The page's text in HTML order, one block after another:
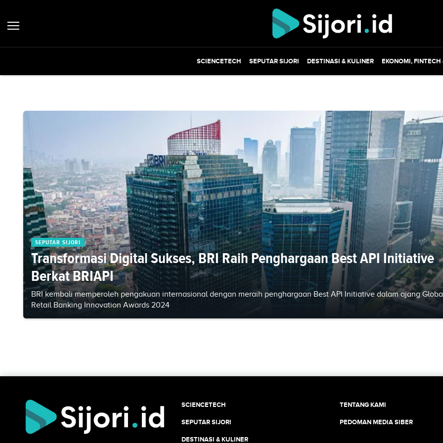
SCIENCETECH SEPUTAR SIJORI DESTINASI & KULINER EKONOMI, FINTECH
SEPUTAR SIJORI
Transformasi Digital Sukses, BRI Raih Penghargaan Best API Initiative
Berkat BRIAPI
BRI kembali memperoleh pengakuan internasional dengan meraih penghargaan Best API Initiative dalam ajang
Retail Banking Innovation Awards 2024
SCIENCETECH
SEPUTAR SIJORI
DESTINASI & KULINER
TENTANG KAMI
PEDOMAN MEDIA SIBER